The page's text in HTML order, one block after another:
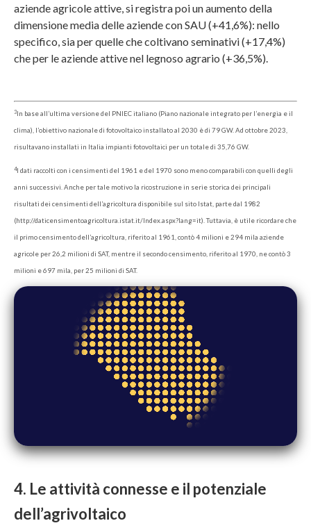
aziende agricole attive, si registra poi un aumento della
dimensione media delle aziende con SAU (+41,6%): nello
specifico, sia per quelle che coltivano seminativi (+17,4%)
che per le aziende attive nel legnoso agrario (+36,5%).
3In base all’ultima versione del PNIEC italiano (Piano nazionale integrato per l’energia e il
clima), l’obiettivo nazionale di fotovoltaico installato al 2030 è di 79 GW. Ad ottobre 2023,
risultavano installati in Italia impianti fotovoltaici per un totale di 35,76 GW.
4I dati raccolti con i censimenti del 1961 e del 1970 sono meno comparabili con quelli degli
anni successivi. Anche per tale motivo la ricostruzione in serie storica dei principali
risultati dei censimenti dell’agricoltura disponibile sul sito Istat, parte dal 1982
(http://daticensimentoagricoltura.istat.it/Index.aspx?lang=it). Tuttavia, è utile ricordare che
il primo censimento dell’agricoltura, riferito al 1961, contò 4 milioni e 294 mila aziende
agricole per 26,2 milioni di SAT, mentre il secondo censimento, riferito al 1970, ne contò 3
milioni e 697 mila, per 25 milioni di SAT.
4. Le attività connesse e il potenziale
dell’agrivoltaico